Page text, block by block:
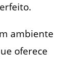
ambiente
oferece